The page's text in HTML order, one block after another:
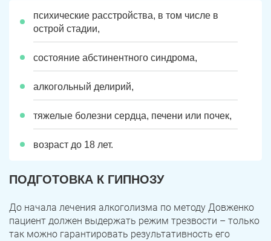
психические расстройства, в том числе в
острой стадии,
состояние абстинентного синдрома,
алкогольный делирий,
тяжелые болезни сердца, печени или почек,
возраст до 18 лет.
ПОДГОТОВКА К ГИПНОЗУ
До начала лечения алкоголизма по методу Довженко
пациент должен выдержать режим трезвости – только
так можно гарантировать результативность его